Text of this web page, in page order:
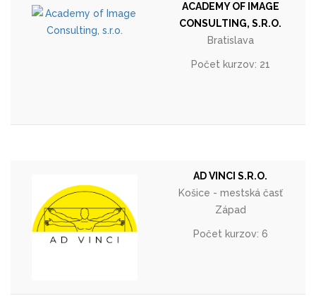
ACADEMY OF IMAGE
CONSULTING, S.R.O.
Bratislava
Počet kurzov: 21
AD VINCI S.R.O.
Košice - mestská časť
Západ
Počet kurzov: 6